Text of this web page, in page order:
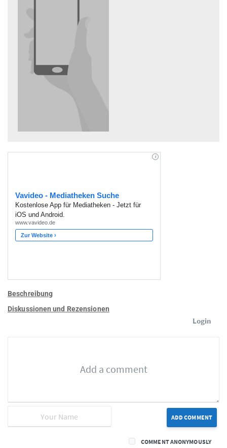
Beschreibung
Diskussionen und Rezensionen
Login
ADD COMMENT
COMMENT ANONYMOUSLY